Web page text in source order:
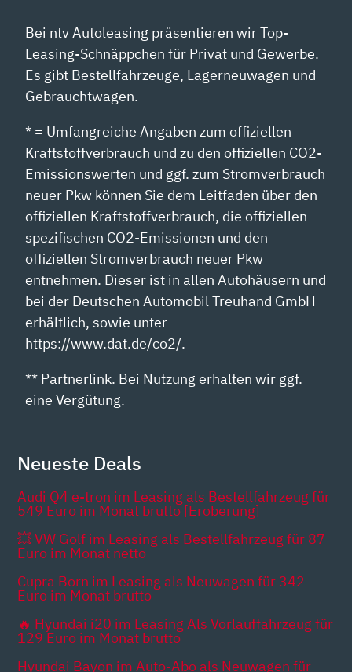
Bei ntv Autoleasing präsentieren wir Top-
Leasing-Schnäppchen für Privat und Gewerbe.
Es gibt Bestellfahrzeuge, Lagerneuwagen und
Gebrauchtwagen.
* = Umfangreiche Angaben zum offiziellen
Kraftstoffverbrauch und zu den offiziellen CO2-
Emissionswerten und ggf. zum Stromverbrauch
neuer Pkw können Sie dem Leitfaden über den
offiziellen Kraftstoffverbrauch, die offiziellen
spezifischen CO2-Emissionen und den
offiziellen Stromverbrauch neuer Pkw
entnehmen. Dieser ist in allen Autohäusern und
bei der Deutschen Automobil Treuhand GmbH
erhältlich, sowie unter
https://www.dat.de/co2/.
** Partnerlink. Bei Nutzung erhalten wir ggf.
eine Vergütung.
Neueste Deals
Audi Q4 e-tron im Leasing als Bestellfahrzeug für
549 Euro im Monat brutto [Eroberung]
💥 VW Golf im Leasing als Bestellfahrzeug für 87
Euro im Monat netto
Cupra Born im Leasing als Neuwagen für 342
Euro im Monat brutto
🔥 Hyundai i20 im Leasing Als Vorlauffahrzeug für
129 Euro im Monat brutto
Hyundai Bayon im Auto-Abo als Neuwagen für